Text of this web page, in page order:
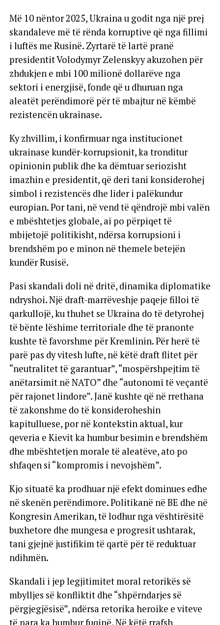
Më 10 nëntor 2025, Ukraina u godit nga një prej
skandaleve më të rënda korruptive që nga fillimi
i luftës me Rusinë. Zyrtarë të lartë pranë
presidentit Volodymyr Zelenskyy akuzohen për
zhdukjen e mbi 100 milionë dollarëve nga
sektori i energjisë, fonde që u dhuruan nga
aleatët perëndimorë për të mbajtur në këmbë
rezistencën ukrainase.
Ky zhvillim, i konfirmuar nga institucionet
ukrainase kundër-korrupsionit, ka tronditur
opinionin publik dhe ka dëmtuar seriozisht
imazhin e presidentit, që deri tani konsiderohej
simbol i rezistencës dhe lider i palëkundur
europian. Por tani, në vend të qëndrojë mbi valën
e mbështetjes globale, ai po përpiqet të
mbijetojë politikisht, ndërsa korrupsioni i
brendshëm po e minon në themele betejën
kundër Rusisë.
Pasi skandali doli në dritë, dinamika diplomatike
ndryshoi. Një draft-marrëveshje paqeje filloi të
qarkullojë, ku thuhet se Ukraina do të detyrohej
të bënte lëshime territoriale dhe të pranonte
kushte të favorshme për Kremlinin. Për herë të
parë pas dy vitesh lufte, në këtë draft flitet për
“neutralitet të garantuar”, “mospërshpejtim të
anëtarsimit në NATO” dhe “autonomi të veçantë
për rajonet lindore”. Janë kushte që në rrethana
të zakonshme do të konsideroheshin
kapitulluese, por në kontekstin aktual, kur
qeveria e Kievit ka humbur besimin e brendshëm
dhe mbështetjen morale të aleatëve, ato po
shfaqen si “kompromis i nevojshëm”.
Kjo situatë ka prodhuar një efekt dominues edhe
në skenën perëndimore. Politikanë në BE dhe në
Kongresin Amerikan, të lodhur nga vështirësitë
buxhetore dhe mungesa e progresit ushtarak,
tani gjejnë justifikim të qartë për të reduktuar
ndihmën.
Skandali i jep legjitimitet moral retorikës së
mbylljes së konfliktit dhe “shpërndarjes së
përgjegjësisë”, ndërsa retorika heroike e viteve
të para ka humbur fuqinë. Në këtë rrafsh,